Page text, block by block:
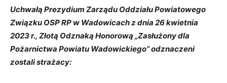
Uchwałą Prezydium Zarządu Oddziału Powiatowego
Związku OSP RP w Wadowicach z dnia 26 kwietnia
2023 r., Złotą Odznaką Honorową „Zasłużony dla
Pożarnictwa Powiatu Wadowickiego” odznaczeni
zostali strażacy: